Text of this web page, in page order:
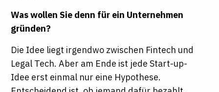
Was wollen Sie denn für ein Unternehmen
gründen?
Die Idee liegt irgendwo zwischen Fintech und
Legal Tech. Aber am Ende ist jede Start-up-
Idee erst einmal nur eine Hypothese.